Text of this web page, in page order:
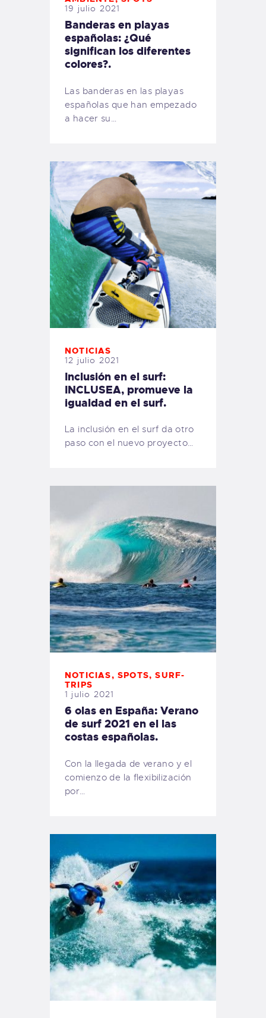
19 julio 2021
Banderas en playas
españolas: ¿Qué
significan los diferentes
colores?.
Las banderas en las playas
españolas que han empezado
a hacer su…
NOTICIAS
12 julio 2021
Inclusión en el surf:
INCLUSEA, promueve la
igualdad en el surf.
La inclusión en el surf da otro
paso con el nuevo proyecto…
NOTICIAS,SPOTS,SURF-
TRIPS
1 julio 2021
6 olas en España: Verano
de surf 2021 en el las
costas españolas.
Con la llegada de verano y el
comienzo de la flexibilización
por…